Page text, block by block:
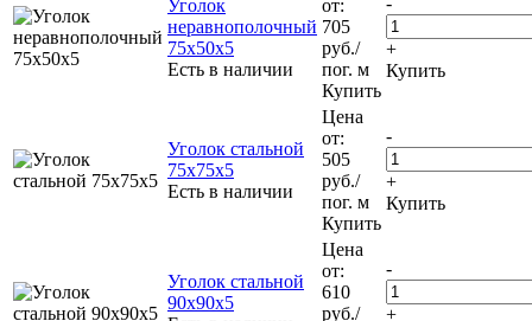
Уголок
неравнополочный
75х50х5
Есть в наличии
от:
705
руб./
пог. м
Купить
+
Купить
Уголок стальной
75х75х5
Есть в наличии
Цена
от:
505
руб./
пог. м
Купить
-
+
Купить
Уголок стальной
90х90х5
Цена
от:
610
руб./
-
+